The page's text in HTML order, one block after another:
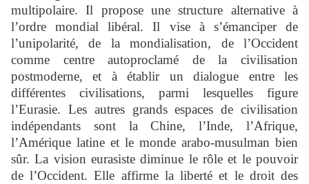
multipolaire. Il propose une structure alternative à
l’ordre mondial libéral. Il vise à s’émanciper de
l’unipolarité, de la mondialisation, de l’Occident
comme centre autoproclamé de la civilisation
postmoderne, et à établir un dialogue entre les
différentes civilisations, parmi lesquelles figure
l’Eurasie. Les autres grands espaces de civilisation
indépendants sont la Chine, l’Inde, l’Afrique,
l’Amérique latine et le monde arabo-musulman bien
sûr. La vision eurasiste diminue le rôle et le pouvoir
de l’Occident. Elle affirme la liberté et le droit des